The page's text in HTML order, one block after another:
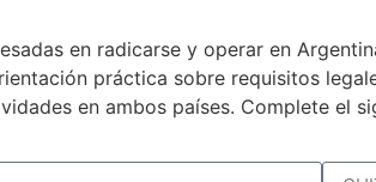
en radicarse y operar en
práctica sobre requisitos
en ambos países. Complete el